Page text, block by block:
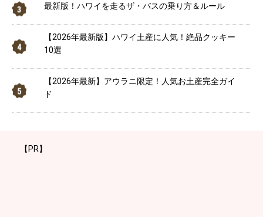
最新版！ハワイを走るザ・バスの乗り方＆ルール
【2026年最新版】ハワイ土産に人気！絶品クッキー
10選
【2026年最新】アウラニ限定！人気お土産完全ガイ
ド
【PR】